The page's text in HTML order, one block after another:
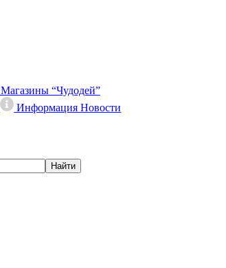
Магазины “Чудодей”
ИнформацияНовости
Найти